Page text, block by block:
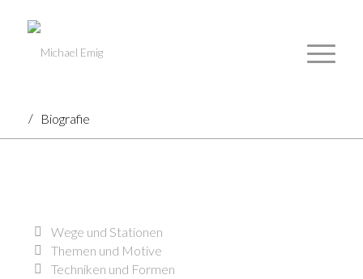
/ Biografie
Wege und Stationen
Themen und Motive
Techniken und Formen